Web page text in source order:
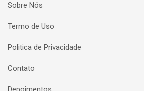
Sobre Nós
Termo de Uso
Politica de Privacidade
Contato